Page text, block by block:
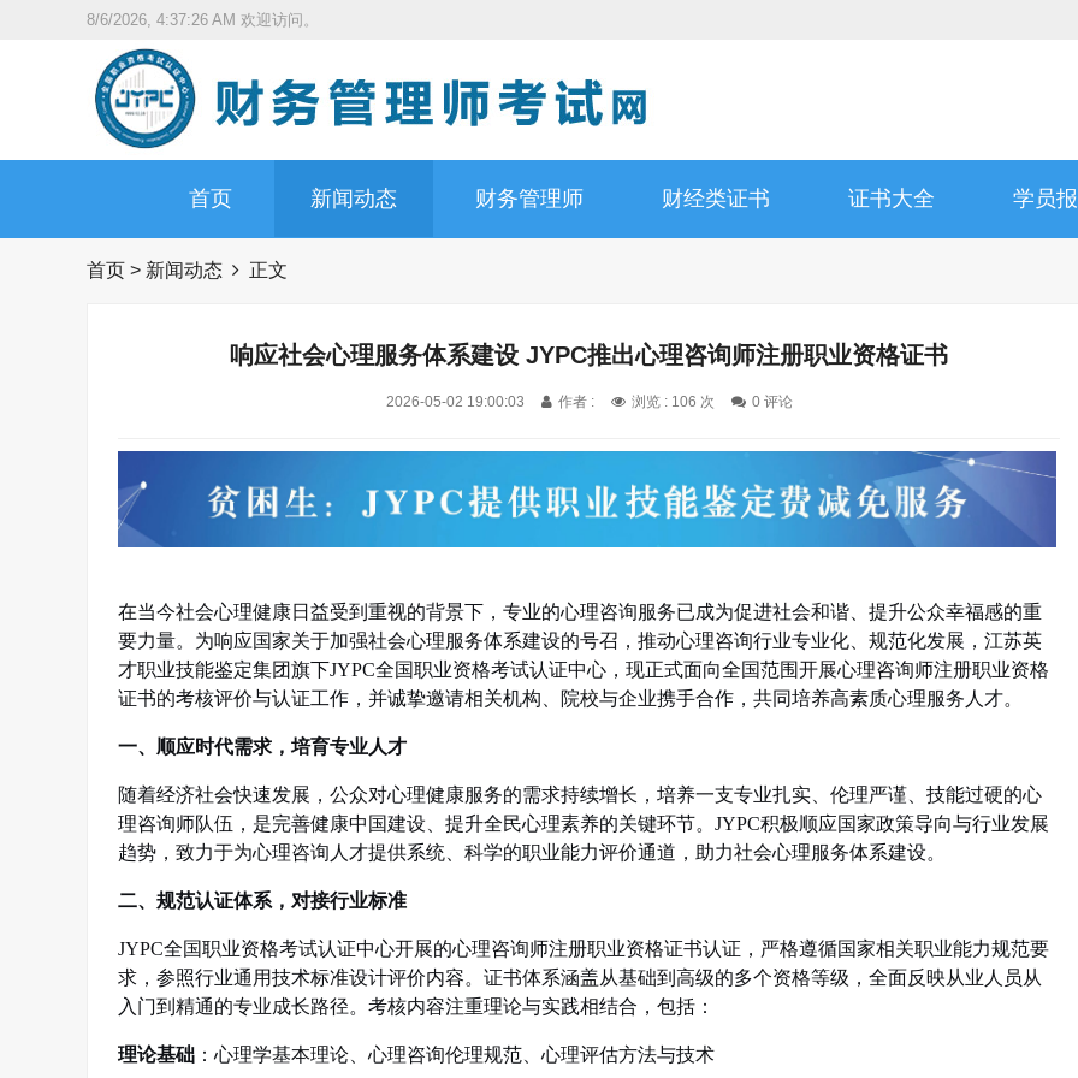
8/6/2026, 4:37:28 AM 欢迎访问。
首页 新闻动态 财务管理师 财经类证书 证书大全 学员
首页 > 新闻动态 正文
响应社会心理服务体系建设 JYPC推出心理咨询师注册职业资格证书
2026-05-02 19:00:03 作者 : 浏览 : 106 次 0 评论
在当今社会心理健康日益受到重视的背景下，专业的心理咨询服务已成为促进社会和谐、提升公众幸福感的重
要力量。为响应国家关于加强社会心理服务体系建设的号召，推动心理咨询行业专业化、规范化发展，江苏英
才职业技能鉴定集团旗下JYPC全国职业资格考试认证中心，现正式面向全国范围开展心理咨询师注册职业资格
证书的考核评价与认证工作，并诚挚邀请相关机构、院校与企业携手合作，共同培养高素质心理服务人才。
一、顺应时代需求，培育专业人才
随着经济社会快速发展，公众对心理健康服务的需求持续增长，培养一支专业扎实、伦理严谨、技能过硬的心
理咨询师队伍，是完善健康中国建设、提升全民心理素养的关键环节。 JYPC积极顺应国家政策导向与行业发展
趋势，致力于为心理咨询人才提供系统、科学的职业能力评价通道，助力社会心理服务体系建设。
二、规范认证体系，对接行业标准
JYPC全国职业资格考试认证中心开展的心理咨询师注册职业资格证书认证，严格遵循国家相关职业能力规范要
求，参照行业通用技术标准设计评价内容。证书体系涵盖从基础到高级的多个资格等级，全面反映从业人员从
入门到精通的专业成长路径。考核内容注重理论与实践相结合，包括：
理论基础 ： 心理学基本理论、心理咨询伦理规范、心理评估方法与技术